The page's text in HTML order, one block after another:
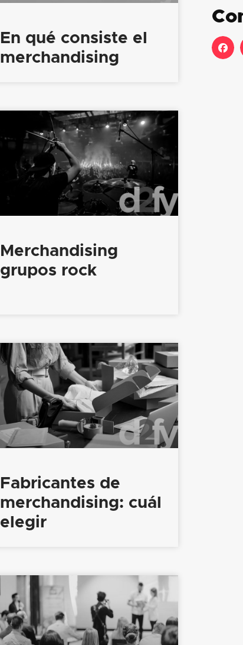
En qué consiste el
merchandising
Merchandising
grupos rock
Fabricantes de
merchandising: cuál
elegir